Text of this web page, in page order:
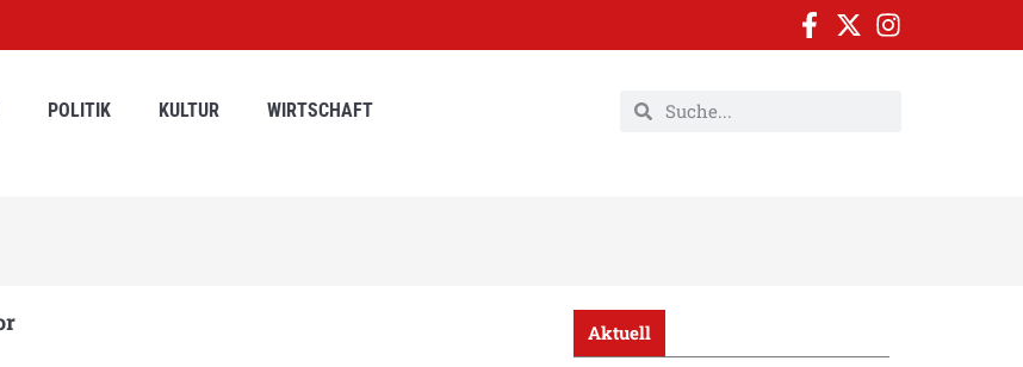
POLITIK KULTUR WIRTSCHAFT
Aktuell